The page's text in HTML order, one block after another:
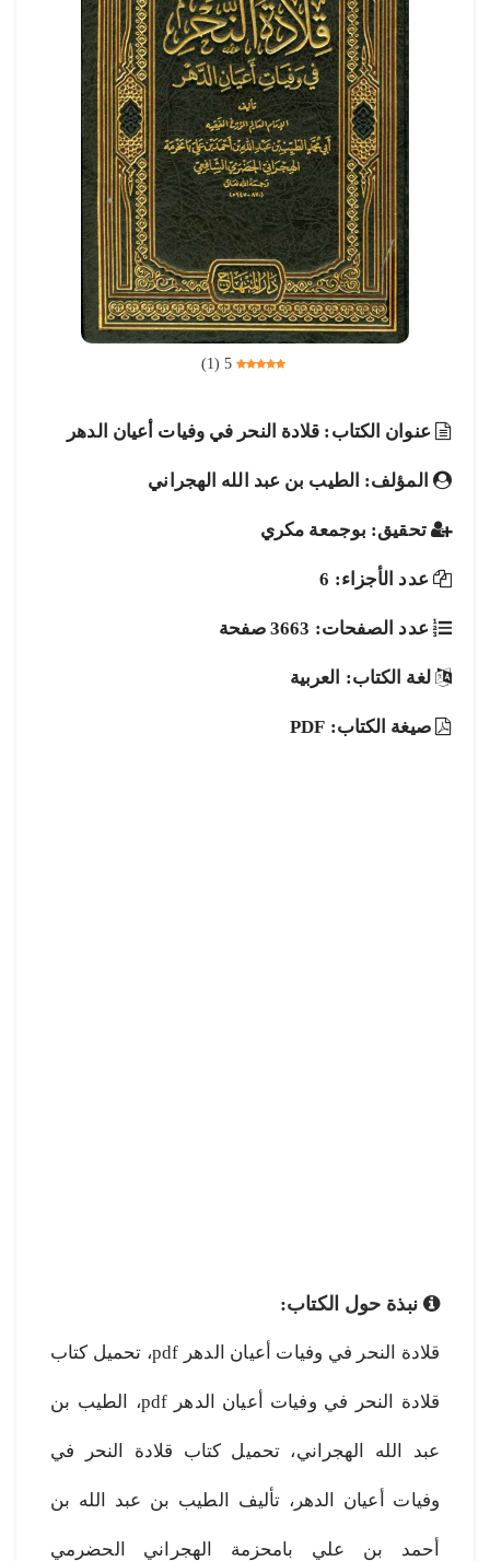
5
(
1
)
عنوان الكتاب: قلادة النحر في وفيات أعيان الدهر
المؤلف: الطيب بن عبد الله الهجراني
تحقيق: بوجمعة مكري
عدد الأجزاء: 6
عدد الصفحات: 3663 صفحة
لغة الكتاب: العربية
صيغة الكتاب: PDF
نبذة حول الكتاب:
قلادة النحر في وفيات أعيان الدهر pdf، تحميل كتاب
قلادة النحر في وفيات أعيان الدهر pdf، الطيب بن
عبد الله الهجراني، تحميل كتاب قلادة النحر في
وفيات أعيان الدهر، تأليف الطيب بن عبد الله بن
أحمد بن علي بامحزمة الهجراني الحضرمي